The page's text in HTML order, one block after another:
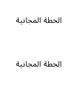
الخطة المجانية
الخطة المجانية